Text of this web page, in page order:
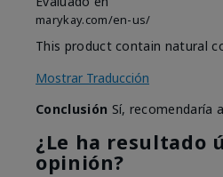
marykay.com/en-us/
This product contain natural
Mostrar Traducción
Conclusión Sí, recomendaría
¿Le ha resultado
opinión?